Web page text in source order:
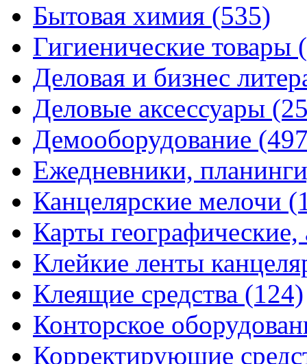
Бытовая химия (535)
Гигиенические товары
Деловая и бизнес
Деловые аксессуары
Демооборудование
Ежедневники,
Канцелярские мелочи
Карты
Клейкие ленты
Клеящие средства (124)
Конторское
Корректирующие